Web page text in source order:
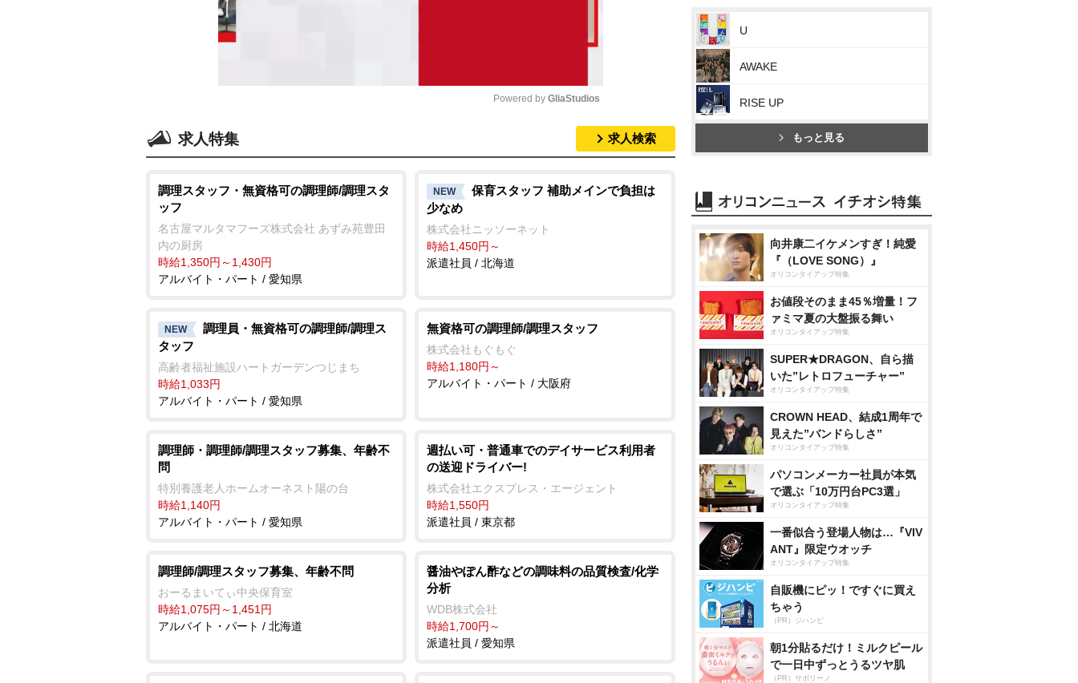
t
Powered by GliaStudios
求人特集 求人検索
調理スタッフ・無資格可の調理師/調理スタ
ッフ
名古屋マルタマフーズ株式会社 あずみ苑豊田
内の厨房
時給1,350円～1,430円
アルバイト・パート / 愛知県
NEW
保育スタッフ 補助メインで負担は
少なめ
株式会社ニッソーネット
時給1,450円～
派遣社員 / 北海道
NEW
調理員・無資格可の調理師/調理ス
タッフ
高齢者福祉施設ハートガーデンつじまち
時給1,033円
アルバイト・パート / 愛知県
無資格可の調理師/調理スタッフ
株式会社もぐもぐ
時給1,180円～
アルバイト・パート / 大阪府
調理師・調理師/調理スタッフ募集、年齢不
問
特別養護老人ホームオーネスト陽の台
時給1,140円
アルバイト・パート / 愛知県
週払い可・普通車でのデイサービス利用者
の送迎ドライバー!
株式会社エクスプレス・エージェント
時給1,550円
派遣社員 / 東京都
調理師/調理スタッフ募集、年齢不問
おーるまいてぃ中央保育室
時給1,075円～1,451円
アルバイト・パート / 北海道
醤油やぽん酢などの調味料の品質検査/化学
分析
WDB株式会社
時給1,700円～
派遣社員 / 愛知県
U
AWAKE
RISE UP
もっと見る
向井康二イケメンすぎ！純愛
『（LOVE SONG）』
オリコンタイアップ特集
お値段そのまま45％増量！フ
ァミマ夏の大盤振る舞い
オリコンタイアップ特集
SUPER★DRAGON、自ら描
いた”レトロフューチャー”
オリコンタイアップ特集
CROWN HEAD、結成1周年で
見えた”バンドらしさ”
オリコンタイアップ特集
パソコンメーカー社員が本気
で選ぶ「10万円台PC3選」
オリコンタイアップ特集
一番似合う登場人物は…『VIV
ANT』限定ウオッチ
オリコンタイアップ特集
自販機にピッ！ですぐに買え
ちゃう
（PR）ジハンピ
朝1分貼るだけ！ミルクピール
で一日中ずっとうるツヤ肌
（PR）サボリーノ